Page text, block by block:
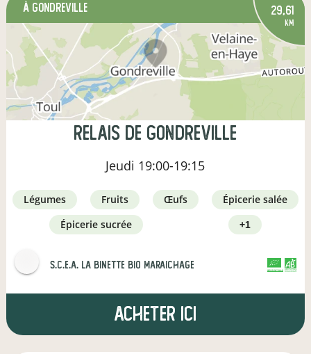
à Gondreville 29,61
km
Relais de Gondreville
Jeudi 19:00-19:15
légumes fruits œufs
épicerie salée
épicerie sucrée
+1
s.c.e.a. la binette bio maraichage
Acheter ici